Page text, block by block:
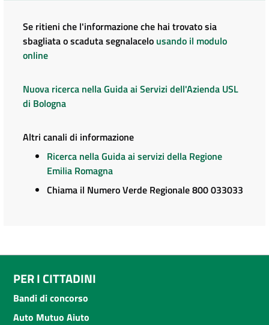
Se ritieni che l'informazione che hai trovato sia
sbagliata o scaduta segnalacelo usando il modulo
online
Nuova ricerca nella Guida ai Servizi dell'Azienda USL
di Bologna
Altri canali di informazione
Ricerca nella Guida ai servizi della Regione
Emilia Romagna
Chiama il Numero Verde Regionale 800 033033
PER I CITTADINI
Bandi di concorso
Auto Mutuo Aiuto